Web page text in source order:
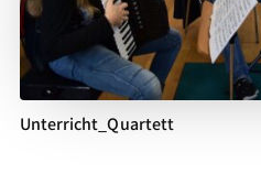
Unterricht_Quartett